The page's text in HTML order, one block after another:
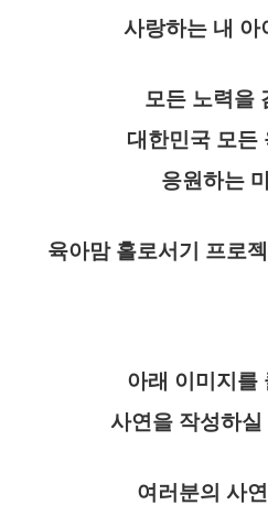
사랑하는 내 아
모든 노력을
대한민국 모든
응원하는
육아맘 홀로서기 프로
아래 이미지를
사연을 작성하
여러분의 사